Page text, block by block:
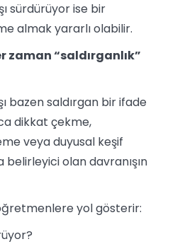
sürdürüyor ise bir
almak yararlı olabilir.
zaman “saldırganlık”
bazen saldırgan bir ifade
dikkat çekme,
veya duyusal keşif
belirleyici olan davranışın
yol gösterir: